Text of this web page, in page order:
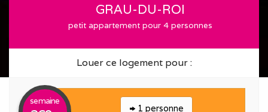
GRAU-DU-ROI
petit appartement pour 4 personnes
Louer ce logement pour :
1 personne
semaine